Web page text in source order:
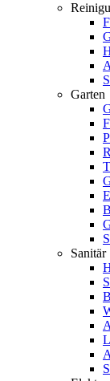
Garten
Sanitär